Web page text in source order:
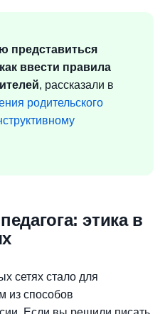
представиться
ввести правила
, рассказали в
родительского
этика в
сетях стало для
из способов